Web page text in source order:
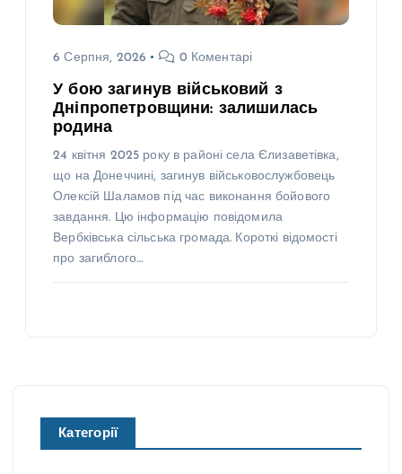
6 Серпня, 2026 0 Коментарі
У бою загинув військовий з
Дніпропетровщини: залишилась
родина
24 квітня 2025 року в районі села Єлизаветівка,
що на Донеччині, загинув військовослужбовець
Олексій Шаламов під час виконання бойового
завдання. Цю інформацію повідомила
Вербківська сільська громада. Короткі відомості
про загиблого…
Категорії